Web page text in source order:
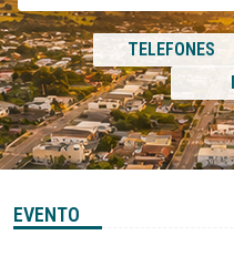
TELEFONES
EVENTO